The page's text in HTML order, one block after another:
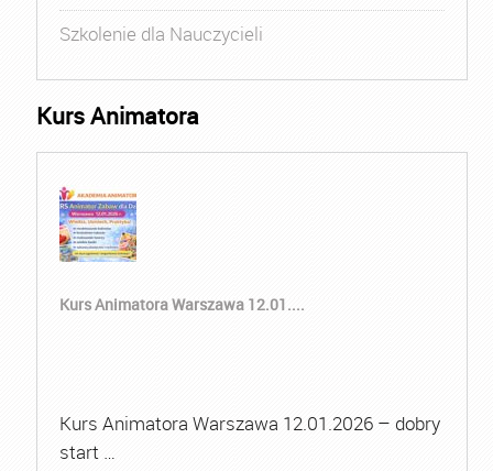
Szkolenie dla Nauczycieli
Kurs Animatora
Kurs Animatora Warszawa 12.01....
Kurs Animatora Warszawa 12.01.2026 – dobry
start …